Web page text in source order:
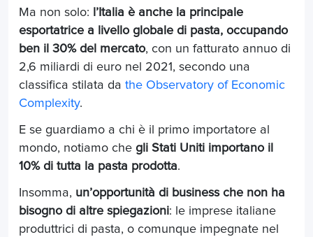
Ma non solo:
l’Italia è anche la principale
esportatrice a livello globale di pasta, occupando
ben il 30% del mercato, con un fatturato annuo di
2,6 miliardi di euro nel 2021, secondo una
classifica stilata da the Observatory of Economic
Complexity.
E se guardiamo a chi è il primo importatore al
mondo, notiamo che gli Stati Uniti importano il
10% di tutta la pasta prodotta.
Insomma, un’opportunità di business che non ha
bisogno di altre spiegazioni: le imprese italiane
produttrici di pasta, o comunque impegnate nel